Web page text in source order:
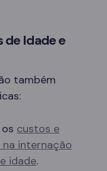
de Idade e
também
custos e
na internação
idade.